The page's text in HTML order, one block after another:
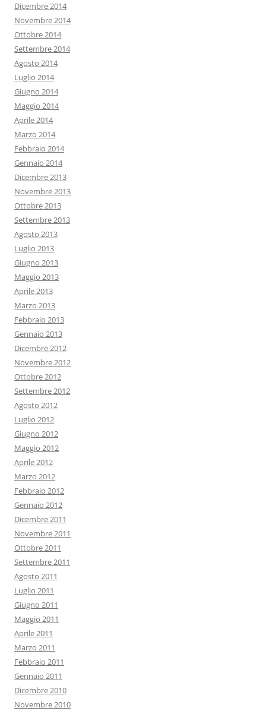
Dicembre 2014
Novembre 2014
Ottobre 2014
Settembre 2014
Agosto 2014
Luglio 2014
Giugno 2014
Maggio 2014
Aprile 2014
Marzo 2014
Febbraio 2014
Gennaio 2014
Dicembre 2013
Novembre 2013
Ottobre 2013
Settembre 2013
Agosto 2013
Luglio 2013
Giugno 2013
Maggio 2013
Aprile 2013
Marzo 2013
Febbraio 2013
Gennaio 2013
Dicembre 2012
Novembre 2012
Ottobre 2012
Settembre 2012
Agosto 2012
Luglio 2012
Giugno 2012
Maggio 2012
Aprile 2012
Marzo 2012
Febbraio 2012
Gennaio 2012
Dicembre 2011
Novembre 2011
Ottobre 2011
Settembre 2011
Agosto 2011
Luglio 2011
Giugno 2011
Maggio 2011
Aprile 2011
Marzo 2011
Febbraio 2011
Gennaio 2011
Dicembre 2010
Novembre 2010